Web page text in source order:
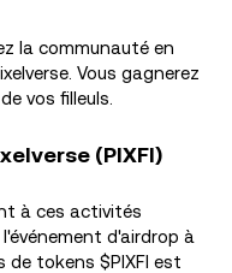
la communauté en
Vous gagnerez
vos filleuls.
(PIXFI)
à ces activités
d'airdrop à
de tokens $PIXFI est